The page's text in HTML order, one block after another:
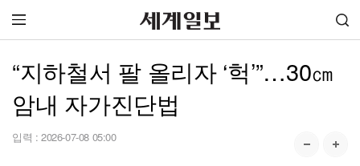
“지하철서 팔 올리자 ‘헉’”…30㎝
암내 자가진단법
입력 : 2026-07-08 05:00